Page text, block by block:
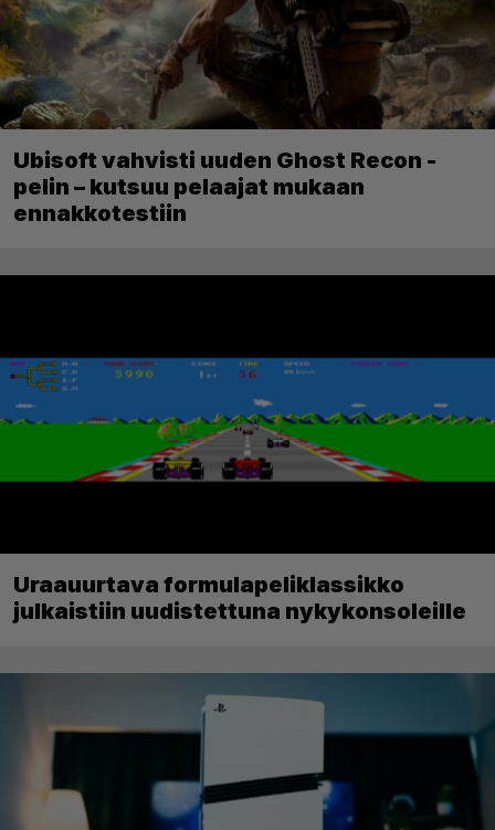
Ubisoft vahvisti uuden Ghost Recon -
pelin – kutsuu pelaajat mukaan
ennakkotestiin
Uraauurtava formulapeliklassikko
julkaistiin uudistettuna nykykonsoleille